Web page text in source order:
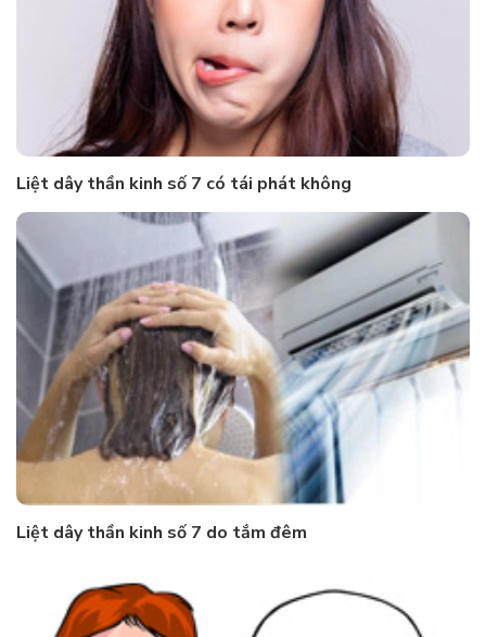
Liệt dây thần kinh số 7 có tái phát không
Liệt dây thần kinh số 7 do tắm đêm